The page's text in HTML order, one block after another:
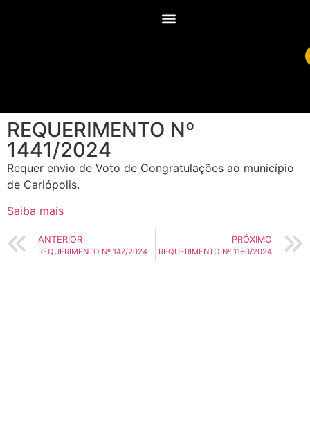
REQUERIMENTO Nº
1441/2024
Requer envio de Voto de Congratulações ao município
de Carlópolis.
Saiba mais
ANTERIOR
REQUERIMENTO Nº 147/2024
PRÓXIMO
REQUERIMENTO Nº 1160/2024